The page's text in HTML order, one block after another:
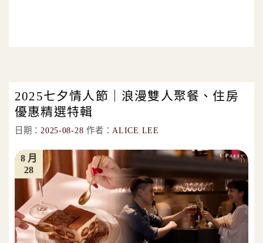
2025七夕情人節｜浪漫雙人聚餐、住房
優惠精選特輯
日期：2025-08-28 作者：ALICE LEE
28
8 月